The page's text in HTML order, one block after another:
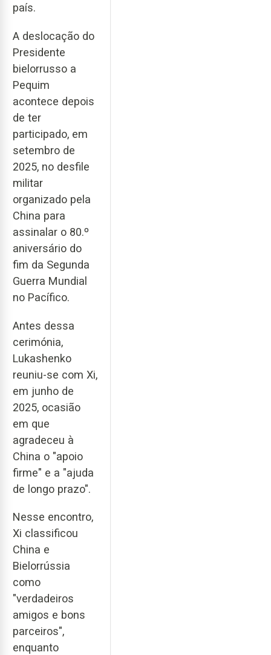
país.
A deslocação do
Presidente
bielorrusso a
Pequim
acontece depois
de ter
participado, em
setembro de
2025, no desfile
militar
organizado pela
China para
assinalar o 80.º
aniversário do
fim da Segunda
Guerra Mundial
no Pacífico.
Antes dessa
cerimónia,
Lukashenko
reuniu-se com Xi,
em junho de
2025, ocasião
em que
agradeceu à
China o "apoio
firme" e a "ajuda
de longo prazo".
Nesse encontro,
Xi classificou
China e
Bielorrússia
como
"verdadeiros
amigos e bons
parceiros",
enquanto